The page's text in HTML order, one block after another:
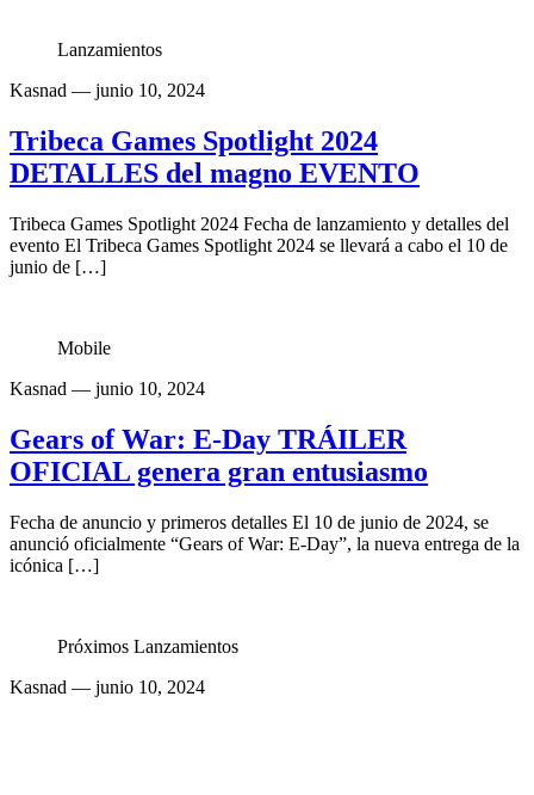
Lanzamientos
Kasnad — junio 10, 2024
Tribeca Games Spotlight 2024
DETALLES del magno EVENTO
Tribeca Games Spotlight 2024 Fecha de lanzamiento y detalles del
evento El Tribeca Games Spotlight 2024 se llevará a cabo el 10 de
junio de […]
Mobile
Kasnad — junio 10, 2024
Gears of War: E-Day TRÁILER
OFICIAL genera gran entusiasmo
Fecha de anuncio y primeros detalles El 10 de junio de 2024, se
anunció oficialmente “Gears of War: E-Day”, la nueva entrega de la
icónica […]
Próximos Lanzamientos
Kasnad — junio 10, 2024